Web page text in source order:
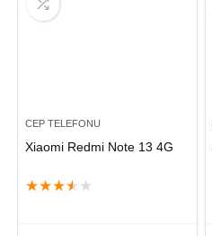
CEP TELEFONU
Xiaomi Redmi Note 13 4G
★★★★ ★